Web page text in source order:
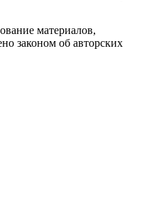
материалов,
законом об авторских